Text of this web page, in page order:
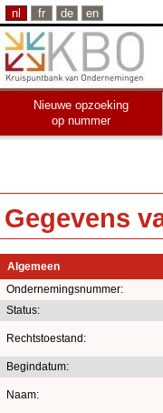
nl fr de en
Nieuwe opzoeking
op nummer
Gegevens
Algemeen
Ondernemingsnummer:
Status:
Rechtstoestand:
Begindatum:
Naam: